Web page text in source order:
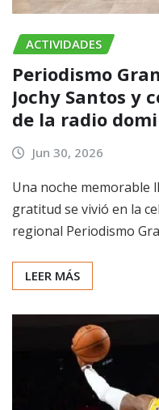
ACTIVIDADES
Periodismo
Jochy Santos y
de la radio
Jun 30, 2026
Una noche memorable
gratitud se vivió en la
regional Periodismo
LEER MÁS